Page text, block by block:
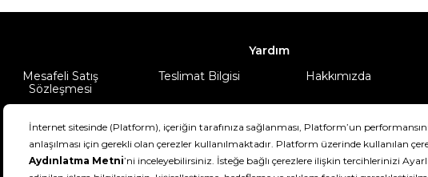
Yardım
Mesafeli Satış
Sözleşmesi
Teslimat Bilgisi Hakkımızda